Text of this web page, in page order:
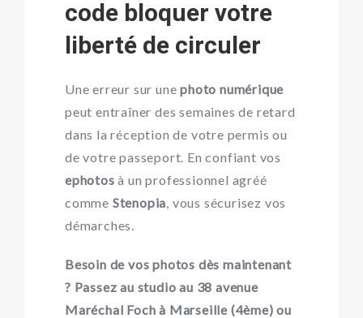
code bloquer votre
liberté de circuler
Une erreur sur unephoto numérique
peut entraîner des semaines de retard
dans la réception de votre permis ou
de votre passeport. En confiant vos
ephotos à un professionnel agréé
comme Stenopia, vous sécurisez vos
démarches.
Besoin de vos photos dès maintenant
? Passez au studio au 38 avenue
Maréchal Foch à Marseille (4ème) ou